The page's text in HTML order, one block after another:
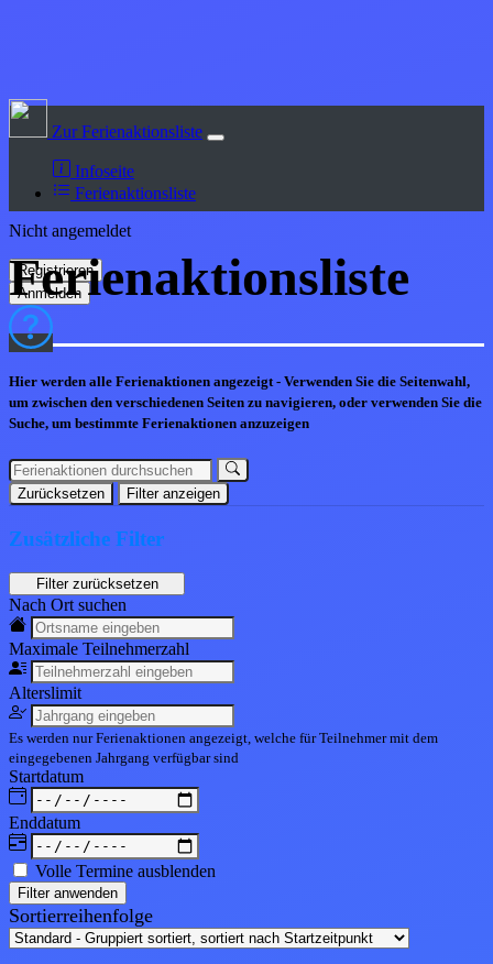
Zur Ferienaktionsliste
Infoseite
Ferienaktionsliste
Nicht angemeldet
Ferienaktionsliste
Hier werden alle Ferienaktionen angezeigt - Verwenden Sie die Seitenwahl,
um zwischen den verschiedenen Seiten zu navigieren, oder verwenden Sie die
Suche, um bestimmte Ferienaktionen anzuzeigen
Zurücksetzen Filter anzeigen
Zusätzliche Filter
Nach Ort suchen
Maximale Teilnehmerzahl
Alterslimit
Es werden nur Ferienaktionen angezeigt, welche für Teilnehmer mit dem
eingegebenen Jahrgang verfügbar sind
Startdatum
Enddatum
Volle Termine ausblenden
Filter anwenden
Sortierreihenfolge